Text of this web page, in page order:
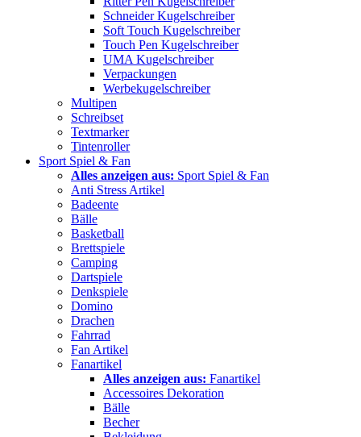
Schneider Kugelschreiber
Soft Touch Kugelschreiber
Touch Pen Kugelschreiber
UMA Kugelschreiber
Verpackungen
Werbekugelschreiber
Multipen
Schreibset
Textmarker
Tintenroller
Sport Spiel & Fan
Alles anzeigen aus: Sport Spiel & Fan
Anti Stress Artikel
Badeente
Bälle
Basketball
Brettspiele
Camping
Dartspiele
Denkspiele
Domino
Drachen
Fahrrad
Fan Artikel
Fanartikel
Alles anzeigen aus: Fanartikel
Accessoires Dekoration
Bälle
Becher